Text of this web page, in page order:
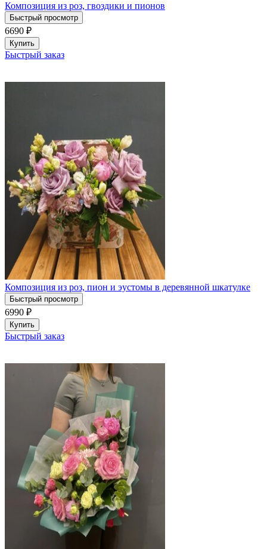
Композиция из роз, гвоздики и пионов
Быстрый просмотр
6690 ₽
Купить
Быстрый заказ
Композиция из роз, пион и эустомы в деревянной шкатулке
Быстрый просмотр
6990 ₽
Купить
Быстрый заказ